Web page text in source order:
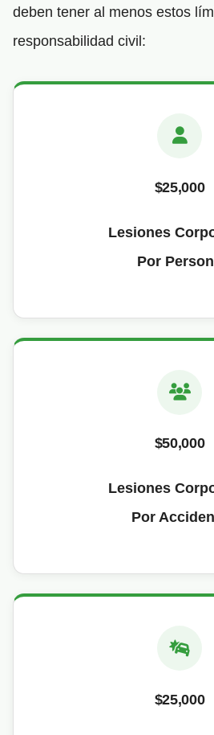
deben tener al menos estos
responsabilidad civil:
$25,000
Lesiones
Por
$50,000
Lesiones
Por
$25,000